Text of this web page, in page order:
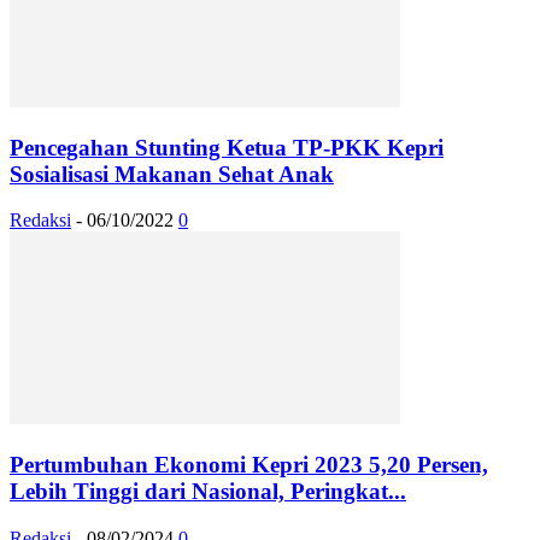
Pencegahan Stunting Ketua TP-PKK Kepri
Sosialisasi Makanan Sehat Anak
Redaksi - 06/10/2022 0
Pertumbuhan Ekonomi Kepri 2023 5,20 Persen,
Lebih Tinggi dari Nasional, Peringkat...